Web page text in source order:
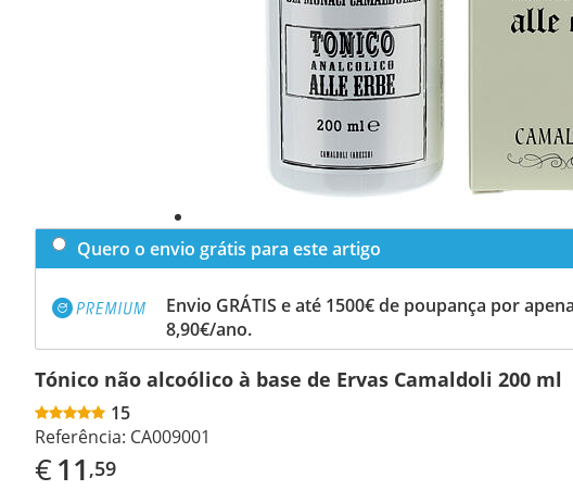
Quero o envio grátis para este artigo
Envio GRÁTIS e até 1500€ de poupança por
8,90€/ano.
Tónico não alcoólico à base de Ervas Camaldoli 200 ml
15
Referência: CA009001
€11 ,59